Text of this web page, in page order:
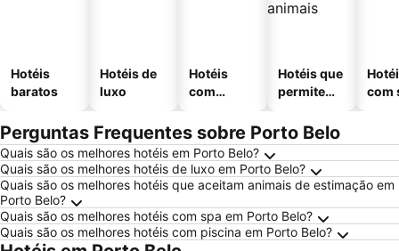
Hotéis
baratos
Hotéis de
luxo
Hotéis
com
Hotéis que
permitem
com
Perguntas Frequentes sobre Porto Belo
Quais são os melhores hotéis em Porto Belo?
Quais são os melhores hotéis de luxo em Porto Belo?
Quais são os melhores hotéis que aceitam animais de estimação em
Porto Belo?
Quais são os melhores hotéis com spa em Porto Belo?
Quais são os melhores hotéis com piscina em Porto Belo?